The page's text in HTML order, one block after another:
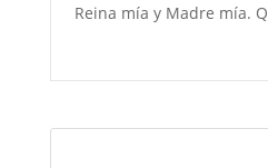
Reina mía y Madre mía.